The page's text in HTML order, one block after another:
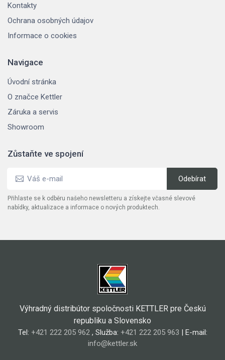
Kontakty
Ochrana osobných údajov
Informace o cookies
Navigace
Úvodní stránka
O značce Kettler
Záruka a servis
Showroom
Zůstaňte ve spojení
Přihlaste se k odběru našeho newsletteru a získejte včasné slevové
nabídky, aktualizace a informace o nových produktech.
Výhradný distribútor spoločnosti KETTLER pre Českú
republiku a Slovensko
Tel: +421 222 205 962, Služba: +421 222 205 963 | E-mail:
info@kettler.sk